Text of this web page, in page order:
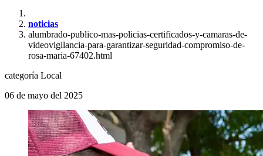
noticias
alumbrado-publico-mas-policias-certificados-y-camaras-de-
videovigilancia-para-garantizar-seguridad-compromiso-de-
rosa-maria-67402.html
categoría Local
06 de mayo del 2025